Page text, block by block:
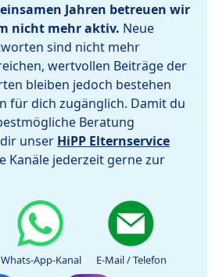
Jahren betreuen wir
nicht mehr aktiv. Neue
sind nicht mehr
wertvollen Beiträge der
bleiben jedoch bestehen
für dich zugänglich. Damit du
Beratung
unser HiPP Elternservice
Kanäle jederzeit gerne zur
Whats-App-Kanal E-Mail / Telefon